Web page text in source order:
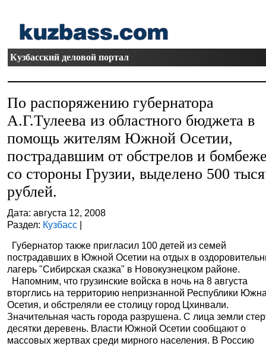
Кузбасский деловой портал
По распоряжению губернатора
А.Г.Тулеева из областного бюджета в
помощь жителям Южной Осетии,
пострадавшим от обстрелов и
со стороны Грузии, выделено 500
рублей.
Дата: августа 12, 2008
Раздел: Кузбасс |
Губернатор также пригласил 100 детей из семей
пострадавших в Южной Осетии на отдых в
лагерь "Сибирская сказка" в Новокузнецком районе.
Напомним, что грузинские войска в ночь на 8 августа
вторглись на территорию непризнанной Республики
Осетия, и обстреляли ее столицу город Цхинвали.
Значительная часть города разрушена. С лица земли
десятки деревень. Власти Южной Осетии сообщают о
массовых жертвах среди мирного населения. В Россию